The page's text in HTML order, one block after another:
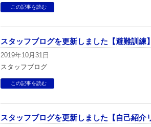
この記事を読む
スタッフブログを更新しました【避難訓練】
2019年10月31日
スタッフブログ
この記事を読む
スタッフブログを更新しました【自己紹介